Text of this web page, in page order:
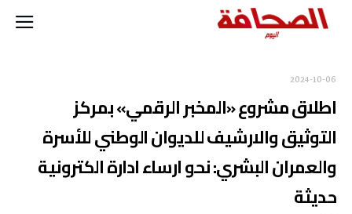
2024-10-06
اطلاق مشروع «المخبر الرقمي» بمركز
التوثيق والارشيف للديوان الوطني للأسرة
والعمران البشري: نحو ارساء ادارة الكترونية
حديثة